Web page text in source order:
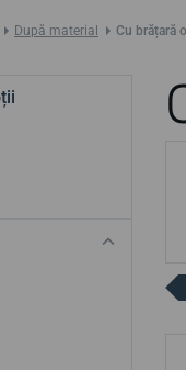
După material Cu brățară